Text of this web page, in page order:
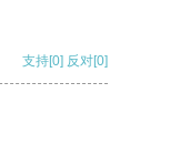
支持[0] 反对[0]